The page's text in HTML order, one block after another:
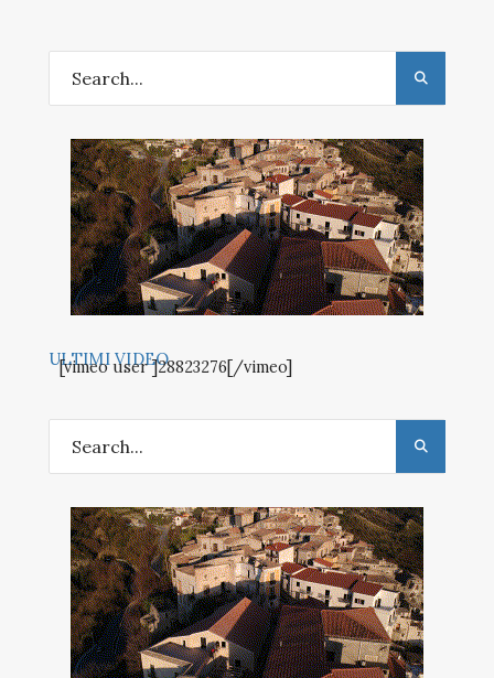
ULTIMI VIDEO
[vimeo user ]28823276[/vimeo]